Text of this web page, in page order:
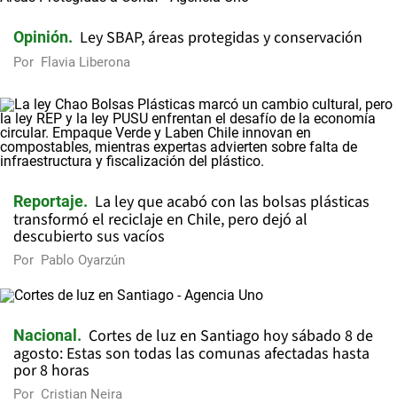
Opinión Ley SBAP, áreas protegidas y conservación
Por Flavia Liberona
Reportaje
La ley que acabó con las bolsas plásticas
transformó el reciclaje en Chile, pero dejó al
descubierto sus vacíos
Por Pablo Oyarzún
Nacional
Cortes de luz en Santiago hoy sábado 8 de
agosto: Estas son todas las comunas afectadas hasta
por 8 horas
Por Cristian Neira